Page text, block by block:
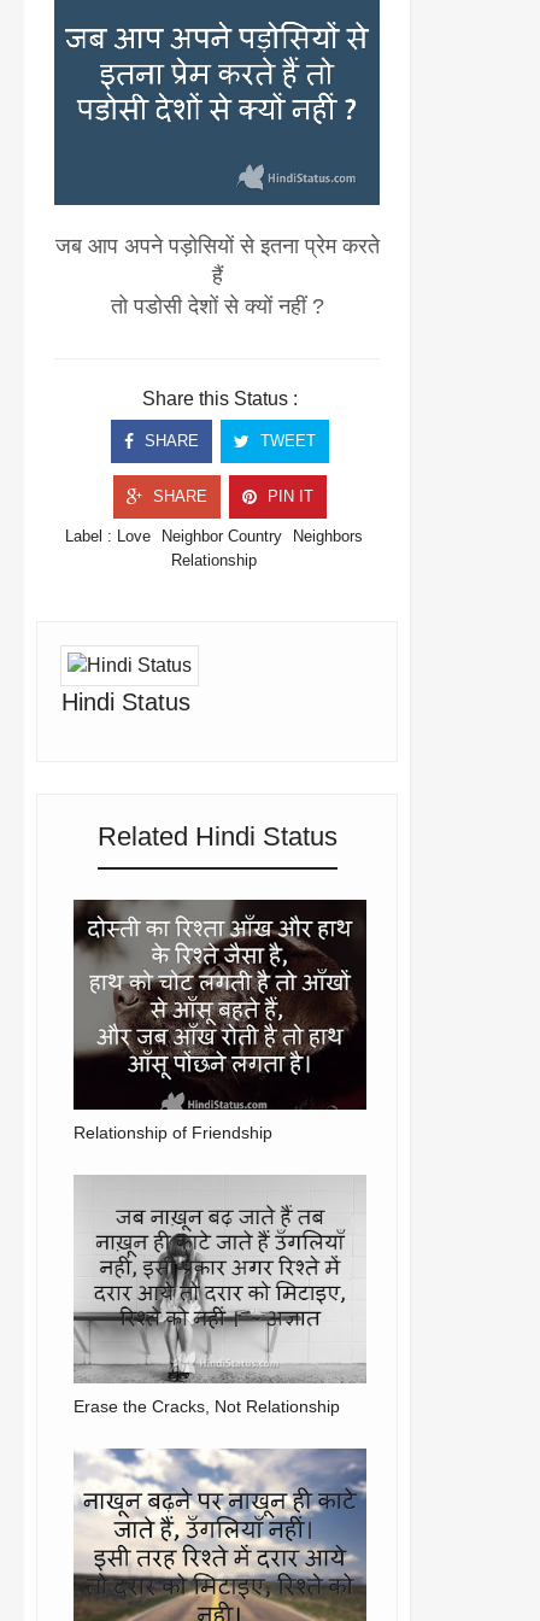
जब आप अपने पड़ोसियों से इतना प्रेम करते
हैं
तो पडोसी देशों से क्यों नहीं ?
Share this Status :
SHARE TWEET
SHARE PIN IT
Label : Love Neighbor Country
Neighbors
Relationship
Hindi Status
Related Hindi Status
Relationship of Friendship
Erase the Cracks, Not Relationship